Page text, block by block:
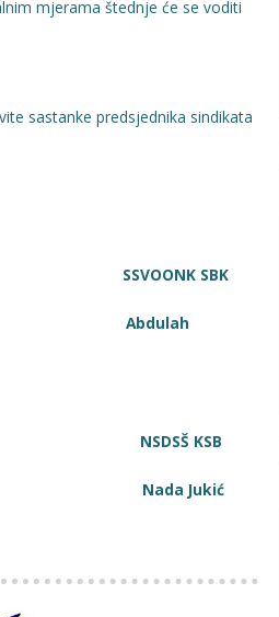
mjerama štednje će se voditi
sastanke predsjednika sindikata
SBK
KSB
Jukić